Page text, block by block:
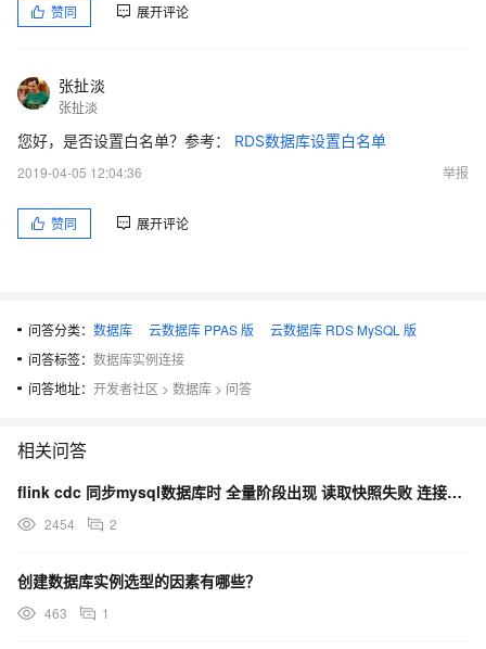
赞同 展开评论
张扯淡
张扯淡
您好，是否设置白名单？参考： RDS数据库设置白名单
2019-04-05 12:04:36
举报
赞同 展开评论
问答分类： 数据库 云数据库 PPAS 版
云数据库 RDS MySQL 版
问答标签： 数据库实例连接
问答地址： 开发者社区 > 数据库 > 问答
相关问答
flink cdc 同步mysql数据库时 全量阶段出现 读取快照失败 连接重置的异常 导致应用重
2454 2
创建数据库实例选型的因素有哪些？
463 1